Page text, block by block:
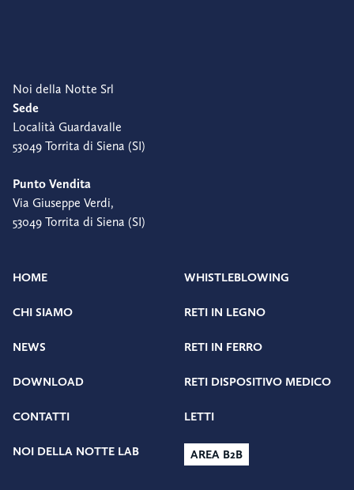
Noi della Notte Srl
Sede
Località Guardavalle
53049 Torrita di Siena (SI)
Punto Vendita
Via Giuseppe Verdi,
53049 Torrita di Siena (SI)
HOME
CHI SIAMO
NEWS
DOWNLOAD
CONTATTI
NOI DELLA NOTTE LAB
WHISTLEBLOWING
RETI IN LEGNO
RETI IN FERRO
RETI DISPOSITIVO MEDICO
LETTI
AREA B2B